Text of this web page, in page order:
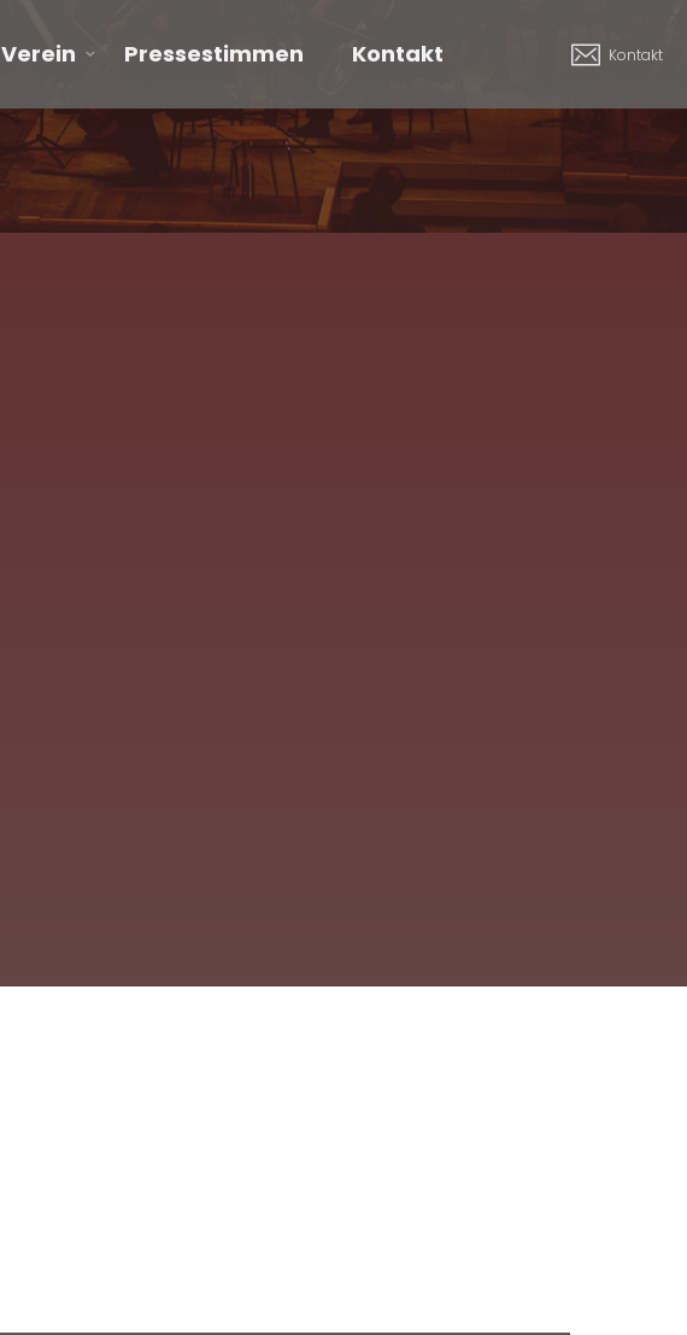
Verein Pressestimmen Kontakt Kontakt